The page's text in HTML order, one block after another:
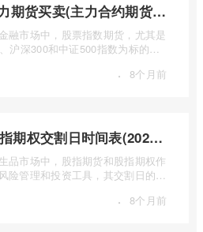
上证主力期货买卖(主力合约期货市场大盘)
融市场中，股票指数期货，尤其是
沪深300和中证500指数为标的的
· 8个月前
2024股指期权交割日时间表(2024股指期货交割日)
品市场中，股指期货和股指期权作
险管理和投资工具，其交割日的设
· 8个月前